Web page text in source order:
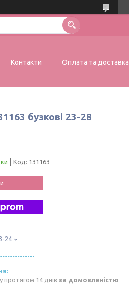
Контакти Оплата та доставка
бузкові 23-28
Код: 131163
24
протягом 14 днів за домовленістю